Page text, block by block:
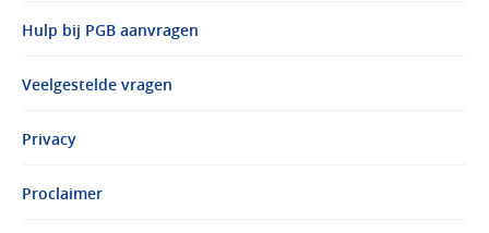
Hulp bij PGB aanvragen
Veelgestelde vragen
Privacy
Proclaimer